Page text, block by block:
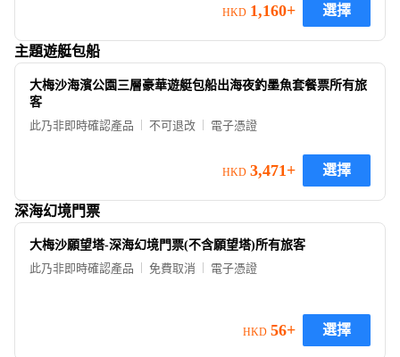
HKD 1,160+ 選擇
主題遊艇包船
大梅沙海濱公園三層豪華遊艇包船出海夜釣墨魚套餐票所有旅
客
此乃非即時確認產品
不可退改 電子憑證
HKD 3,471+ 選擇
深海幻境門票
大梅沙願望塔-深海幻境門票(不含願望塔)所有旅客
此乃非即時確認產品
免費取消 電子憑證
HKD 56+ 選擇